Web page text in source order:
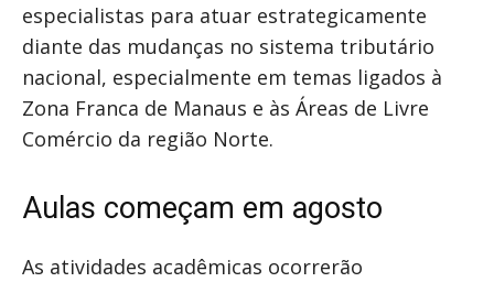
especialistas para atuar estrategicamente
diante das mudanças no sistema tributário
nacional, especialmente em temas ligados à
Zona Franca de Manaus e às Áreas de Livre
Comércio da região Norte.
Aulas começam em agosto
As atividades acadêmicas ocorrerão